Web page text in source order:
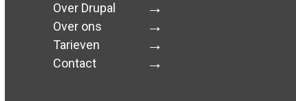
Over Drupal
Over ons
Tarieven
Contact